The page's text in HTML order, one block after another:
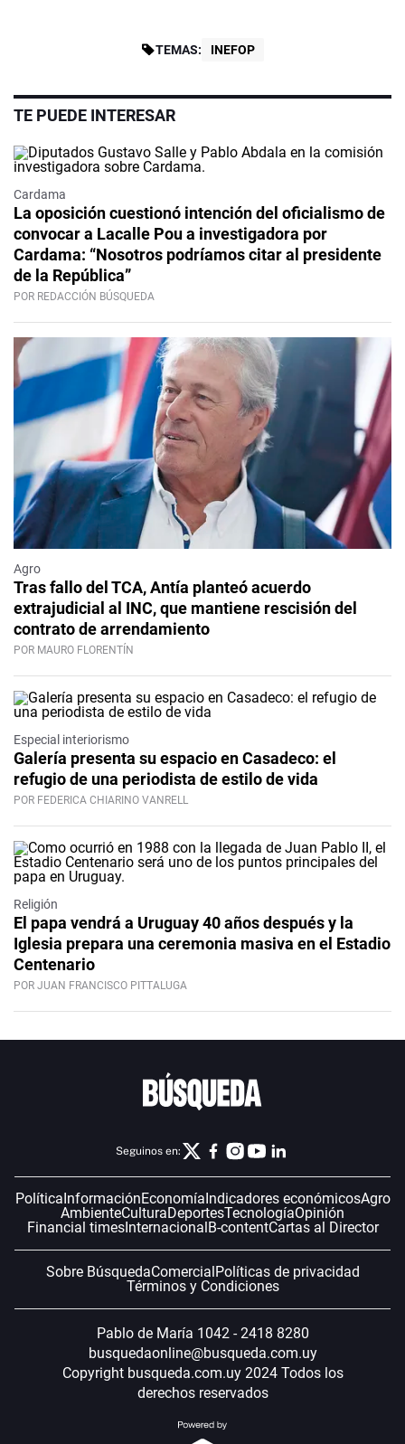
TEMAS: INEFOP
TE PUEDE INTERESAR
Cardama
La oposición cuestionó intención del oficialismo de
convocar a Lacalle Pou a investigadora por
Cardama: “Nosotros podríamos citar al presidente
de la República”
POR REDACCIÓN BÚSQUEDA
Agro
Tras fallo del TCA, Antía planteó acuerdo
extrajudicial al INC, que mantiene rescisión del
contrato de arrendamiento
POR MAURO FLORENTÍN
Especial interiorismo
Galería presenta su espacio en Casadeco: el
refugio de una periodista de estilo de vida
POR FEDERICA CHIARINO VANRELL
Religión
El papa vendrá a Uruguay 40 años después y la
Iglesia prepara una ceremonia masiva en el Estadio
Centenario
POR JUAN FRANCISCO PITTALUGA
Seguinos en:
PolíticaInformaciónEconomíaIndicadores económicosAgro
AmbienteCulturaDeportesTecnologíaOpinión
Financial timesInternacionalB-contentCartas al Director
Sobre BúsquedaComercialPolíticas de privacidad
Términos y Condiciones
Pablo de María 1042 - 2418 8280
busquedaonline@busqueda.com.uy
Copyright busqueda.com.uy 2024 Todos los
derechos reservados